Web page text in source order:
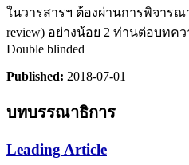
ในวารสารฯ ต้องผ่านการพิจาร
review) อย่างน้อย 2 ท่านต่อบทค
Double blinded
Published: 2018-07-01
บทบรรณาธิการ
Leading Article